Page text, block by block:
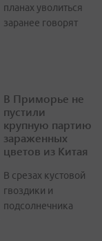
планах уволиться
заранее говорят
В Приморье не
пустили
крупную партию
зараженных
цветов из Китая
В срезах кустовой
гвоздики и
подсолнечника